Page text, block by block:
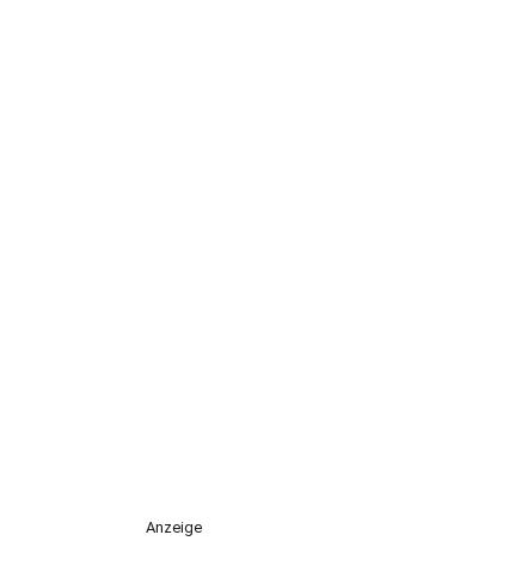
Anzeige